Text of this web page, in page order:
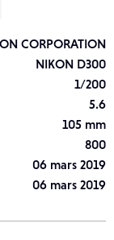
CORPORATION
NIKON D300
1/200
5.6
105 mm
800
06 mars 2019
06 mars 2019